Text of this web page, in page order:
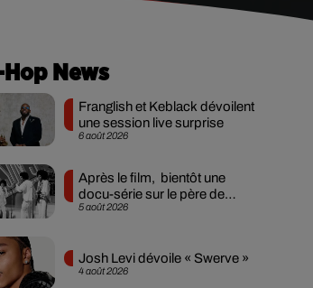
Hop News
6 août 2026
Franglish et Keblack dévoilent
une session live surprise
5 août 2026
Après le film, bientôt une
docu-série sur le père de
Michael Jackson
4 août 2026
Josh Levi dévoile « Swerve »